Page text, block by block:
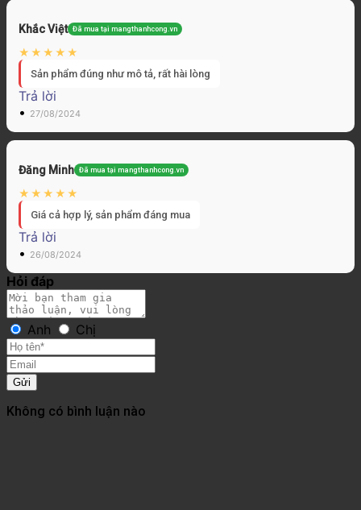
Khắc Việt Đã mua tại mangthanhcong.vn
Sản phẩm đúng như mô tả, rất hài lòng
Trả lời
• 27/08/2024
Đăng Minh Đã mua tại mangthanhcong.vn
Giá cả hợp lý, sản phẩm đáng mua
Trả lời
• 26/08/2024
Hỏi đáp
Anh Chị
Gửi
Không có bình luận nào